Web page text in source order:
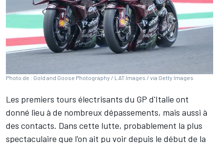
Photo de : Gold and Goose Photography / LAT Images / via Getty Images
Les premiers tours électrisants du GP d'Italie ont
donné lieu à de nombreux dépassements, mais aussi à
des contacts. Dans cette lutte, probablement la plus
spectaculaire que l'on ait pu voir depuis le début de la